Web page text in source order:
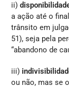
ii)
a ação até o
trânsito em
51), seja pela
“abandono de
iii)
ou não, mas se